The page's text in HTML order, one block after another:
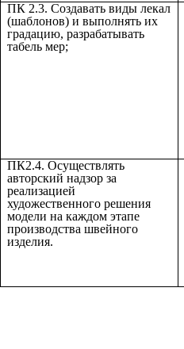
ПК 2.3. Создавать виды лекал
(шаблонов) и выполнять их
градацию, разрабатывать
табель мер;
ПК2.4. Осуществлять
авторский надзор за
реализацией
художественного решения
модели на каждом этапе
производства швейного
изделия.